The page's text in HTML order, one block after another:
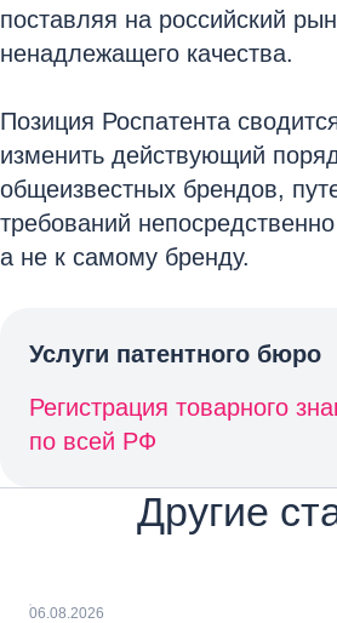
поставляя на российский
ненадлежащего качества.
Позиция Роспатента
изменить действующий
общеизвестных брендов,
требований
а не к самому бренду.
Услуги патентного бюро
Регистрация товарного
по всей РФ
Другие
06.08.2026